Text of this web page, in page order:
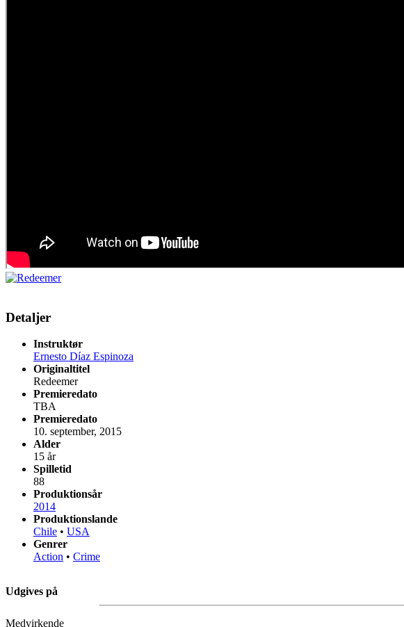
Detaljer
Instruktør
Ernesto Díaz Espinoza
Originaltitel
Redeemer
Premieredato
TBA
Premieredato
10. september, 2015
Alder
15 år
Spilletid
88
Produktionsår
2014
Produktionslande
Chile • USA
Genrer
Action • Crime
Udgives på
Medvirkende